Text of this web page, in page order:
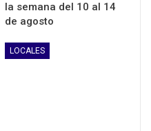
la semana del 10 al 14
de agosto
LOCALES